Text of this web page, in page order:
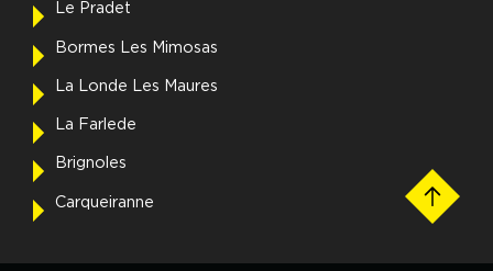
Le Pradet
Bormes Les Mimosas
La Londe Les Maures
La Farlede
Brignoles
Carqueiranne